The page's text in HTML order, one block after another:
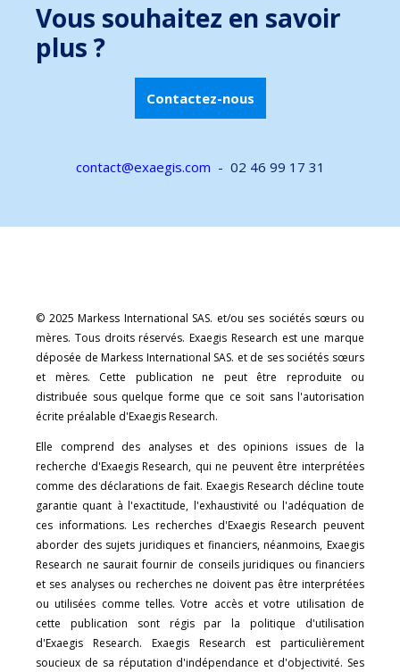
Vous souhaitez en savoir
plus ?
Contactez-nous
contact@exaegis.com - 02 46 99 17 31
© 2025 Markess International SAS. et/ou ses sociétés sœurs ou
mères. Tous droits réservés. Exaegis Research est une marque
déposée de Markess International SAS. et de ses sociétés sœurs
et mères. Cette publication ne peut être reproduite ou
distribuée sous quelque forme que ce soit sans l'autorisation
écrite préalable d'Exaegis Research.
Elle comprend des analyses et des opinions issues de la
recherche d'Exaegis Research, qui ne peuvent être interprétées
comme des déclarations de fait. Exaegis Research décline toute
garantie quant à l'exactitude, l'exhaustivité ou l'adéquation de
ces informations. Les recherches d'Exaegis Research peuvent
aborder des sujets juridiques et financiers, néanmoins, Exaegis
Research ne saurait fournir de conseils juridiques ou financiers
et ses analyses ou recherches ne doivent pas être interprétées
ou utilisées comme telles. Votre accès et votre utilisation de
cette publication sont régis par la politique d'utilisation
d'Exaegis Research. Exaegis Research est particulièrement
soucieux de sa réputation d'indépendance et d'objectivité. Ses